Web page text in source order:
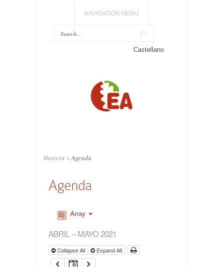
NAVIGATION MENU
Castellano
Hasiera » Agenda
Agenda
Array
ABRIL – MAYO 2021
Collapse All Expand All